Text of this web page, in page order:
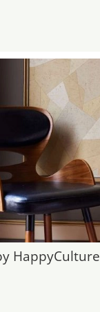
HappyCulture